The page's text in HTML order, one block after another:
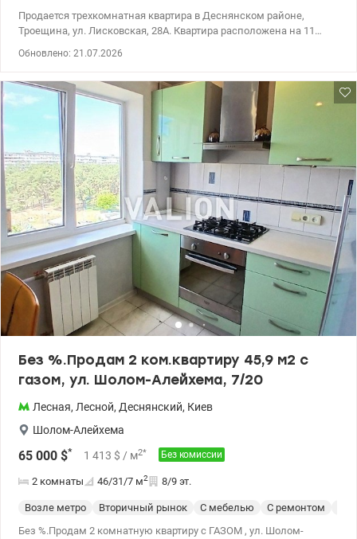
Продается трехкомнатная квартира в Деснянском районе,
Троещина, ул. Лисковская, 28А. Квартира расположена на 11
посудомойка, кондиционер, вытяжка. Большая застекленная
лоджия обшита вагонкой. Хорошее жилое состояние. Мебель и
техника остаются новому владельцу. Аккуратный подъезд, три
лифта, консьерж, упорядоченная придомовая территория. Рядом
детские сады, школы, детские и спортивные площадки,
магазины, аптеки, кафе и рестораны, стоматология, ПриватБанк.
Удобная транспортная развязка в разные районы города. Цена
97000у.е. (093) 939-77-45, (097) 939-77-45 Нина. valion.ua/1151736
Обновлено: 21.07.2026
Без %.Продам 2 ком.квартиру 45,9 м2 с
газом, ул. Шолом-Алейхема, 7/20
Лесная, Лесной, Деснянский, Киев
Шолом-Алейхема
65 000 $* 1 413 $ / м2* Без комиссии
2 комнаты 46/31/7 м2 8/9 эт.
Возле метро Вторичный рынок С мебелью С ремонтом
Без %.Продам 2 комнатную квартиру с ГАЗОМ , ул. Шолом-